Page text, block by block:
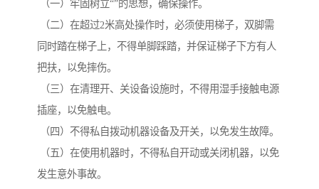
（一）牢固树立“”的思想，确保操作。
（二）在超过2米高处操作时，必须使用梯子，双脚需
同时踏在梯子上，不得单脚踩踏，并保证梯子下方有人
把扶，以免摔伤。
（三）在清理开、关设备设施时，不得用湿手接触电源
插座，以免触电。
（四）不得私自拨动机器设备及开关，以免发生故障。
（五）在使用机器时，不得私自开动或关闭机器，以免
发生意外事故。